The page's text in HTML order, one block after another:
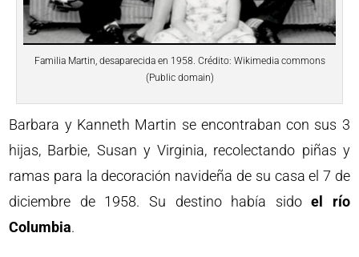
Familia Martin, desaparecida en 1958. Crédito: Wikimedia commons
(Public domain)
Barbara y Kanneth Martin se encontraban con sus 3
hijas, Barbie, Susan y Virginia, recolectando piñas y
ramas para la decoración navideña de su casa el 7 de
diciembre de 1958. Su destino había sidoel río
Columbia.